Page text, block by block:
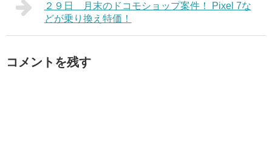
２９日 月末のドコモショップ案件！ Pixel 7な
どが乗り換え特価！
コメントを残す